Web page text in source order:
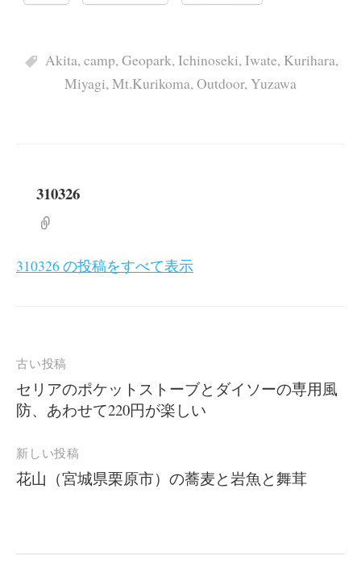
Akita,camp,Geopark,Ichinoseki,Iwate, Kurihara,
Miyagi,Mt.Kurikoma,Outdoor,Yuzawa
310326
310326 の投稿をすべて表示
投
稿
ナ
ゲ
ー
ン
古い投稿
セリアのポケットストーブとダイソーの専用風
防、あわせて220円が楽しい
新しい投稿
花山（宮城県栗原市）の蕎麦と岩魚と舞茸